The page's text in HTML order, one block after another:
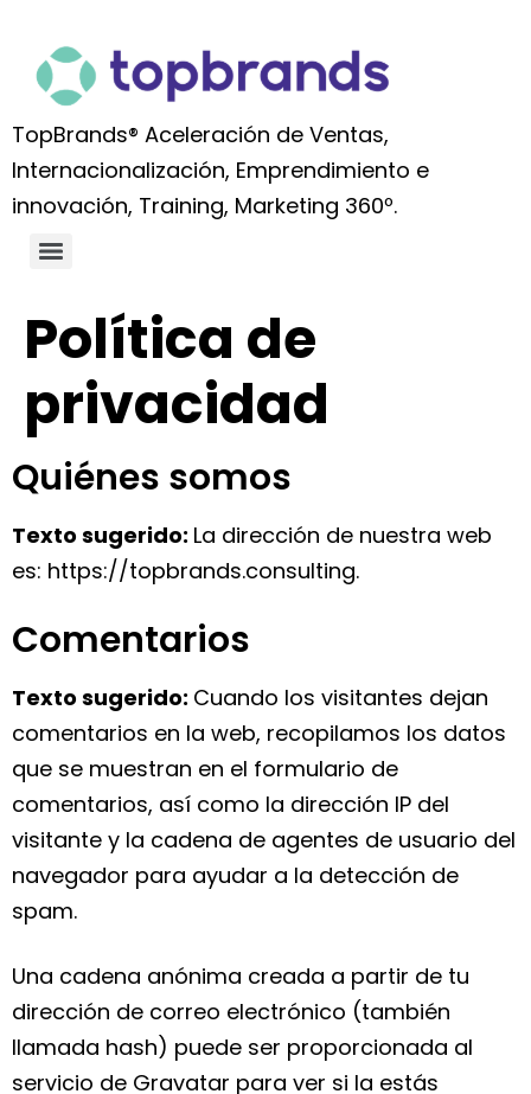
TopBrands® Aceleración de Ventas,
Internacionalización, Emprendimiento e
innovación, Training, Marketing 360º.
Política de
privacidad
Quiénes somos
Texto sugerido: La dirección de nuestra web
es: https://topbrands.consulting.
Comentarios
Texto sugerido: Cuando los visitantes dejan
comentarios en la web, recopilamos los datos
que se muestran en el formulario de
comentarios, así como la dirección IP del
visitante y la cadena de agentes de usuario del
navegador para ayudar a la detección de
spam.
Una cadena anónima creada a partir de tu
dirección de correo electrónico (también
llamada hash) puede ser proporcionada al
servicio de Gravatar para ver si la estás